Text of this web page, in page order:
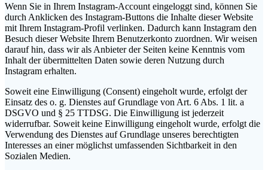
Wenn Sie in Ihrem Instagram-Account eingeloggt sind, können Sie
durch Anklicken des Instagram-Buttons die Inhalte dieser Website
mit Ihrem Instagram-Profil verlinken. Dadurch kann Instagram den
Besuch dieser Website Ihrem Benutzerkonto zuordnen. Wir weisen
darauf hin, dass wir als Anbieter der Seiten keine Kenntnis vom
Inhalt der übermittelten Daten sowie deren Nutzung durch
Instagram erhalten.
Soweit eine Einwilligung (Consent) eingeholt wurde, erfolgt der
Einsatz des o. g. Dienstes auf Grundlage von Art. 6 Abs. 1 lit. a
DSGVO und § 25 TTDSG. Die Einwilligung ist jederzeit
widerrufbar. Soweit keine Einwilligung eingeholt wurde, erfolgt die
Verwendung des Dienstes auf Grundlage unseres berechtigten
Interesses an einer möglichst umfassenden Sichtbarkeit in den
Sozialen Medien.